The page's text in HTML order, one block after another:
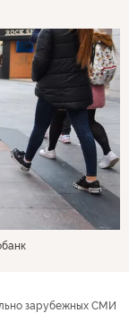
зарубежных СМИ